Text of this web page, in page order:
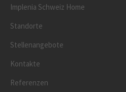
Implenia Schweiz Home
Standorte
Stellenangebote
Kontakte
Referenzen